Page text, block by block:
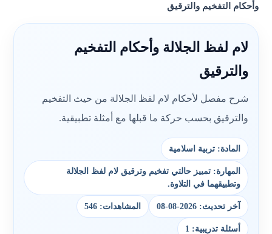
وأحكام التفخيم والترقيق
لام لفظ الجلالة وأحكام التفخيم
والترقيق
شرح مفصل لأحكام لام لفظ الجلالة من حيث التفخيم
والترقيق بحسب حركة ما قبلها مع أمثلة تطبيقية.
المادة: تربية اسلامية
المهارة: تمييز حالتي تفخيم وترقيق لام لفظ الجلالة
وتطبيقهما في التلاوة.
آخر تحديث: 2026-08-08 المشاهدات: 546
أسئلة تدريبية: 1